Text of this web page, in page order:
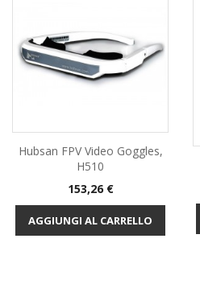
Hubsan FPV Video Goggles,
H510
Prezzo
153,26 €
AGGIUNGI AL CARRELLO